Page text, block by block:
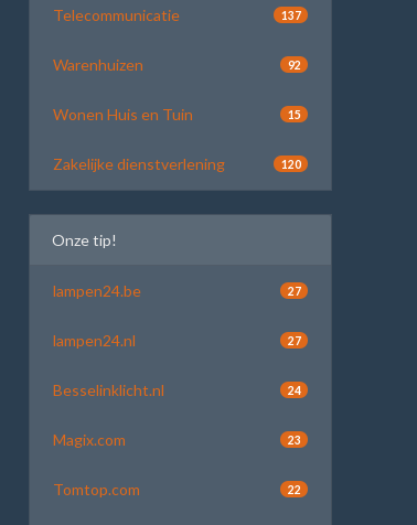
Telecommunicatie 137
Warenhuizen 92
Wonen Huis en Tuin 15
Zakelijke dienstverlening 120
Onze tip!
lampen24.be 27
lampen24.nl 27
Besselinklicht.nl 24
Magix.com 23
Tomtop.com 22